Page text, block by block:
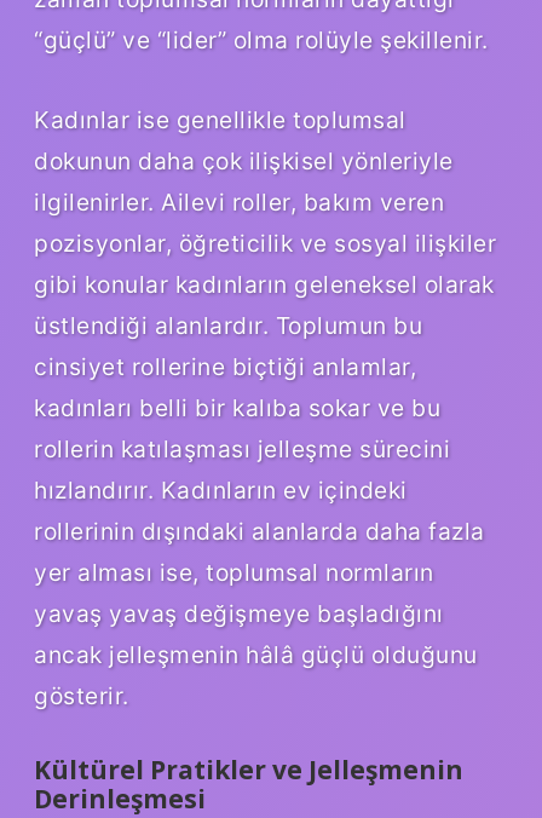
“güçlü” ve “lider” olma rolüyle şekillenir.
Kadınlar ise genellikle toplumsal
dokunun daha çok ilişkisel yönleriyle
ilgilenirler. Ailevi roller, bakım veren
pozisyonlar, öğreticilik ve sosyal ilişkiler
gibi konular kadınların geleneksel olarak
üstlendiği alanlardır. Toplumun bu
cinsiyet rollerine biçtiği anlamlar,
kadınları belli bir kalıba sokar ve bu
rollerin katılaşması jelleşme sürecini
hızlandırır. Kadınların ev içindeki
rollerinin dışındaki alanlarda daha fazla
yer alması ise, toplumsal normların
yavaş yavaş değişmeye başladığını
ancak jelleşmenin hâlâ güçlü olduğunu
gösterir.
Kültürel Pratikler ve Jelleşmenin
Derinleşmesi